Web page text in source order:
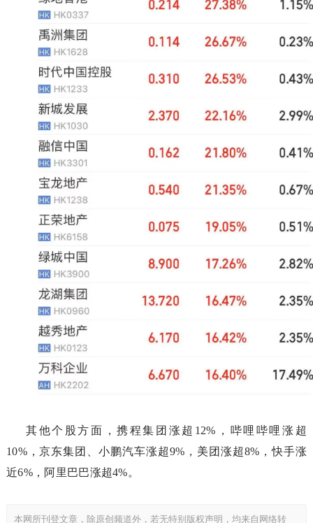
其他个股方面，携程集团涨超12%，哔哩哔哩涨超
10%，京东集团、小鹏汽车涨超9%，美团涨超8%，快手涨
近6%，阿里巴巴涨超4%。
本网所刊登文章，除原创频道外，若无特别版权声明，均来自网络转